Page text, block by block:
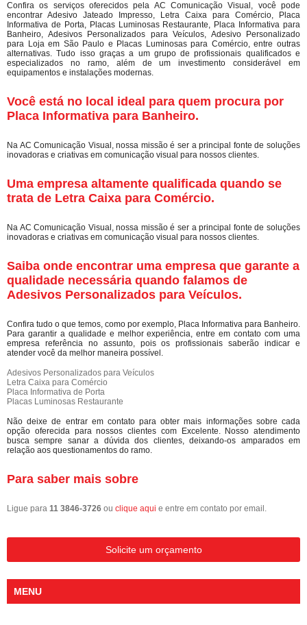
Confira os serviços oferecidos pela AC Comunicação Visual, você pode
encontrar Adesivo Jateado Impresso, Letra Caixa para Comércio, Placa
Informativa de Porta, Placas Luminosas Restaurante, Placa Informativa para
Banheiro, Adesivos Personalizados para Veículos, Adesivo Personalizado
para Loja em São Paulo e Placas Luminosas para Comércio, entre outras
alternativas. Tudo isso graças a um grupo de profissionais qualificados e
especializados no ramo, além de um investimento considerável em
equipamentos e instalações modernas.
Você está no local ideal para quem procura por
Placa Informativa para Banheiro.
Na AC Comunicação Visual, nossa missão é ser a principal fonte de soluções
inovadoras e criativas em comunicação visual para nossos clientes.
Uma empresa altamente qualificada quando se
trata de Letra Caixa para Comércio.
Na AC Comunicação Visual, nossa missão é ser a principal fonte de soluções
inovadoras e criativas em comunicação visual para nossos clientes.
Saiba onde encontrar uma empresa que garante a
qualidade necessária quando falamos de
Adesivos Personalizados para Veículos.
Confira tudo o que temos, como por exemplo, Placa Informativa para Banheiro.
Para garantir a qualidade e melhor experiência, entre em contato com uma
empresa referência no assunto, pois os profissionais saberão indicar e
atender você da melhor maneira possível.
Adesivos Personalizados para Veículos
Letra Caixa para Comércio
Placa Informativa de Porta
Placas Luminosas Restaurante
Não deixe de entrar em contato para obter mais informações sobre cada
opção oferecida para nossos clientes com Excelente. Nosso atendimento
busca sempre sanar a dúvida dos clientes, deixando-os amparados em
relação aos questionamentos do ramo.
Para saber mais sobre
Ligue para 11 3846-3726 ou clique aqui e entre em contato por email.
Solicite um orçamento
MENU